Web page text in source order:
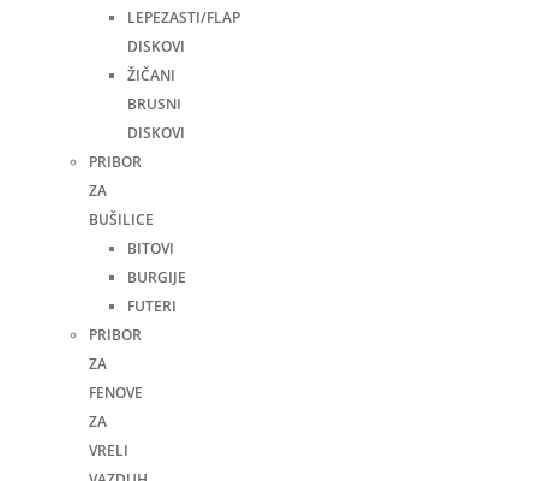
LEPEZASTI/FLAP
DISKOVI
ŽIČANI
BRUSNI
DISKOVI
PRIBOR
ZA
BUŠILICE
BITOVI
BURGIJE
FUTERI
PRIBOR
ZA
FENOVE
ZA
VRELI